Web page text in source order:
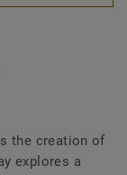
the creation of
explores a